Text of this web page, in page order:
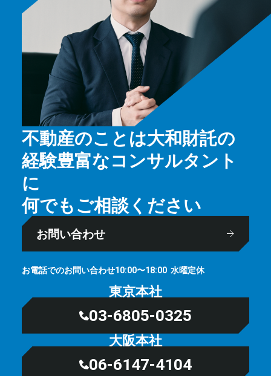
不動産のことは大和財託の
経験豊富なコンサルタント
に
何でもご相談ください
お問い合わせ
お電話でのお問い合わせ10:00〜18:00 ⽔曜定休
東京本社
03-6805-0325
大阪本社
06-6147-4104